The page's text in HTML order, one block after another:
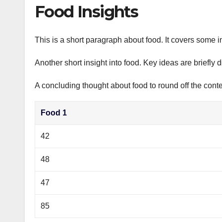
Food Insights
This is a short paragraph about food. It covers some
Another short insight into food. Key ideas are briefly
A concluding thought about food to round off the
Food 1
42
48
47
85